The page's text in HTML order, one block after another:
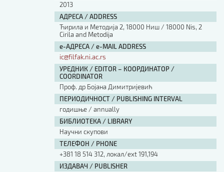
2013
АДРЕСА / ADDRESS
Ћирила и Методија 2, 18000 Ниш / 18000 Nis, 2
Cirila and Metodija
е-АДРЕСА / e-MAIL ADDRESS
ic@filfak.ni.ac.rs
УРЕДНИК / EDITOR – КООРДИНАТОР /
COORDINATOR
Проф. др Бојана Димитријевић
ПЕРИОДИЧНОСТ / PUBLISHING INTERVAL
годишње / annually
БИБЛИОТЕКА / LIBRARY
Научни скупови
ТЕЛЕФОН / PHONE
+381 18 514 312, локал/ext 191,194
ИЗДАВАЧ / PUBLISHER